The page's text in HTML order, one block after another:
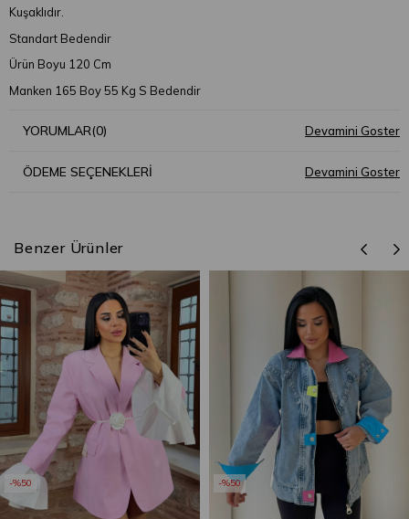
Kuşaklıdır.
Standart Bedendir
Ürün Boyu 120 Cm
Manken 165 Boy 55 Kg S Bedendir
YORUMLAR(0)
ÖDEME SEÇENEKLERI
Benzer Ürünler
%50 %50